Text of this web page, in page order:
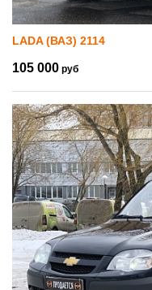
LADA (ВАЗ) 2114
105 000 руб